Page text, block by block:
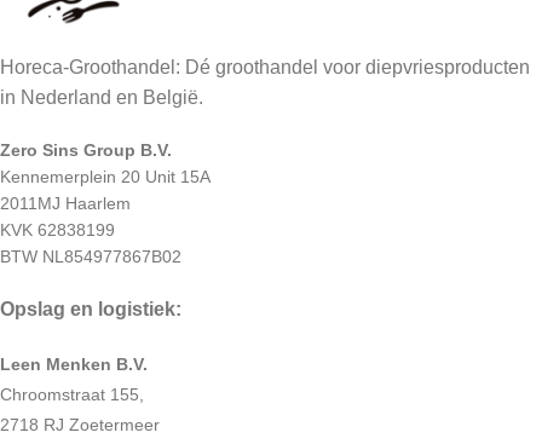
Horeca-Groothandel: Dé groothandel voor diepvriesproducten
in Nederland en België.
Zero Sins Group B.V.
Kennemerplein 20 Unit 15A
2011MJ Haarlem
KVK 62838199
BTW NL854977867B02
Opslag en logistiek:
Leen Menken B.V.
Chroomstraat 155,
2718 RJ Zoetermeer